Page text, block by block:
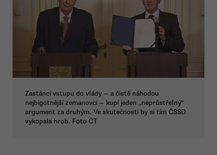
Zastánci vstupu do vlády — a čistě náhodou
nejbigotnější zemanovci — kupí jeden „neprůstřelný“
argument za druhým. Ve skutečnosti by si tím ČSSD
vykopala hrob. Foto ČT